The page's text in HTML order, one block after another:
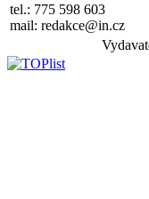
tel.: 775 598 603
mail: redakce@in.cz